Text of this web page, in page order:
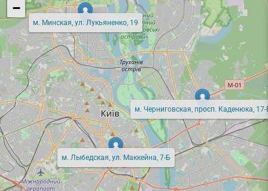
м. Минская, ул. Лукьяненко, 19
м. Лыбедская, ул. Маккейна, 7-Б
м. Черниговская, просп. Каденюка, 17-
−